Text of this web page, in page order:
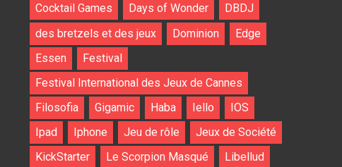
Cocktail Games
Days of Wonder
DBDJ
des bretzels et des jeux
Dominion
Edge
Essen
Festival
Festival International des Jeux de Cannes
Filosofia
Gigamic Haba Iello
IOS
Ipad
Iphone Jeu de rôle
Jeux de Société
KickStarter
Le Scorpion Masqué
Libellud